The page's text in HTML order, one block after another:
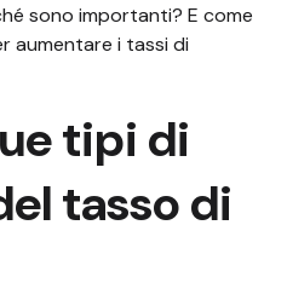
sono importanti? E come
aumentare i tassi di
tipi di
tasso di